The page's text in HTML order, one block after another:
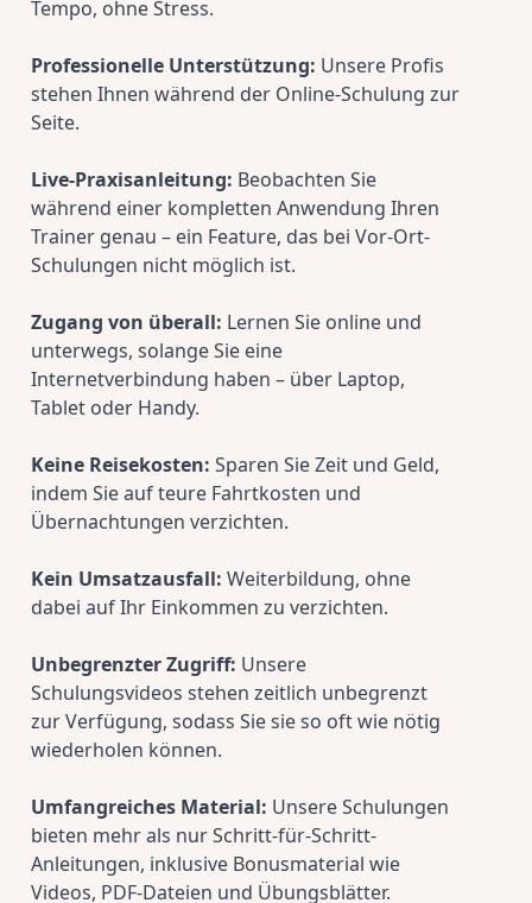
Tempo, ohne Stress.
Professionelle Unterstützung: Unsere Profis
stehen Ihnen während der Online-Schulung zur
Seite.
Live-Praxisanleitung: Beobachten Sie
während einer kompletten Anwendung Ihren
Trainer genau – ein Feature, das bei Vor-Ort-
Schulungen nicht möglich ist.
Zugang von überall: Lernen Sie online und
unterwegs, solange Sie eine
Internetverbindung haben – über Laptop,
Tablet oder Handy.
Keine Reisekosten: Sparen Sie Zeit und Geld,
indem Sie auf teure Fahrtkosten und
Übernachtungen verzichten.
Kein Umsatzausfall: Weiterbildung, ohne
dabei auf Ihr Einkommen zu verzichten.
Unbegrenzter Zugriff: Unsere
Schulungsvideos stehen zeitlich unbegrenzt
zur Verfügung, sodass Sie sie so oft wie nötig
wiederholen können.
Umfangreiches Material: Unsere Schulungen
bieten mehr als nur Schritt-für-Schritt-
Anleitungen, inklusive Bonusmaterial wie
Videos, PDF-Dateien und Übungsblätter.